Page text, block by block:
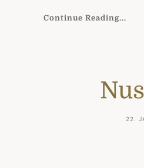
Continue Reading...
22.